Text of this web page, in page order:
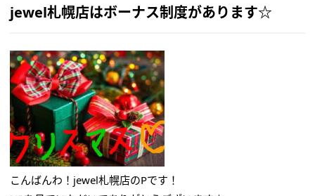
jewel札幌店はボーナス制度があります☆
こんばんわ！jewel札幌店のPです！